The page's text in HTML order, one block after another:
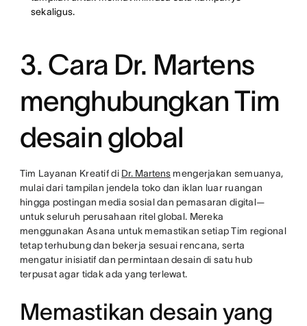
sekaligus.
3. Cara Dr. Martens
menghubungkan Tim
desain global
Tim Layanan Kreatif di Dr. Martens mengerjakan semuanya,
mulai dari tampilan jendela toko dan iklan luar ruangan
hingga postingan media sosial dan pemasaran digital—
untuk seluruh perusahaan ritel global. Mereka
menggunakan Asana untuk memastikan setiap Tim regional
tetap terhubung dan bekerja sesuai rencana, serta
mengatur inisiatif dan permintaan desain di satu hub
terpusat agar tidak ada yang terlewat.
Memastikan desain yang